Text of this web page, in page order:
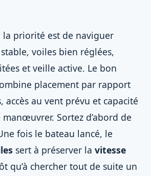
la priorité est de naviguer
voiles bien réglées,
et veille active. Le bon
placement par rapport
accès au vent prévu et capacité
Sortez d’abord de
fois le bateau lancé, le
sert à préserver la vitesse
qu’à chercher tout de suite un